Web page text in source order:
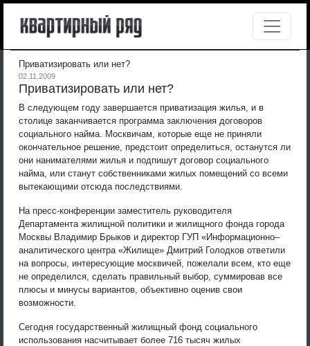
Приватизировать или нет?
02.11.2009
Приватизировать или нет?
В следующем году завершается приватизация жилья, и в
столице заканчивается программа заключения договоров
социального найма. Москвичам, которые еще не приняли
окончательное решение, предстоит определиться, останутся ли
они нанимателями жилья и подпишут договор социального
найма, или станут собственниками жилых помещений со всеми
вытекающими отсюда последствиями.
На пресс-конференции заместитель руководителя
Департамента жилищной политики и жилищного фонда города
Москвы Владимир Брыков и директор ГУП «Информационно–
аналитического центра «Жилище» Дмитрий Голодков ответили
на вопросы, интересующие москвичей, пожелали всем, кто еще
не определился, сделать правильный выбор, суммировав все
плюсы и минусы вариантов, объективно оценив свои
возможности.
Сегодня государственный жилищный фонд социального
использования насчитывает более 716 тысяч жилых